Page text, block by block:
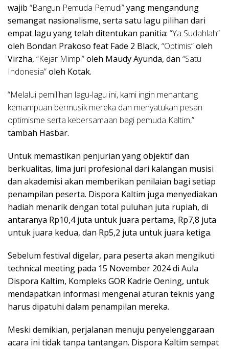
wajib “Bangun Pemuda Pemudi”yang mengandung
semangat nasionalisme, serta satu lagu pilihan dari
empat lagu yang telah ditentukan panitia: “Ya Sudahlah”
oleh Bondan Prakoso feat Fade 2 Black, “Optimis”oleh
Virzha, “Kejar Mimpi”oleh Maudy Ayunda, dan “Satu
Indonesia”oleh Kotak.
“Melalui pemilihan lagu-lagu ini, kami ingin menantang
kemampuan bermusik mereka dan menyatukan pesan
optimisme serta kebersamaan bagi pemuda Kaltim,”
tambah Hasbar.
Untuk memastikan penjurian yang objektif dan
berkualitas, lima juri profesional dari kalangan musisi
dan akademisi akan memberikan penilaian bagi setiap
penampilan peserta. Dispora Kaltim juga menyediakan
hadiah menarik dengan total puluhan juta rupiah, di
antaranya Rp10,4 juta untuk juara pertama, Rp7,8 juta
untuk juara kedua, dan Rp5,2 juta untuk juara ketiga.
Sebelum festival digelar, para peserta akan mengikuti
technical meeting pada 15 November 2024 di Aula
Dispora Kaltim, Kompleks GOR Kadrie Oening, untuk
mendapatkan informasi mengenai aturan teknis yang
harus dipatuhi dalam penampilan mereka.
Meski demikian, perjalanan menuju penyelenggaraan
acara ini tidak tanpa tantangan. Dispora Kaltim sempat